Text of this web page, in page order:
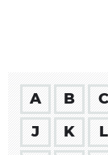
A B C
J
K L